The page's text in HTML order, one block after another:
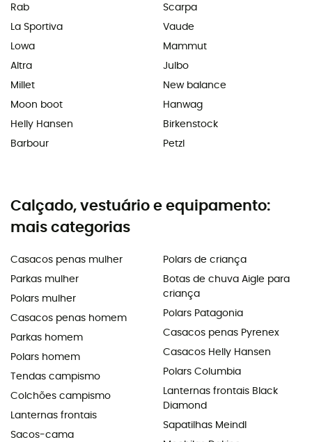
Rab
La Sportiva
Lowa
Altra
Millet
Moon boot
Helly Hansen
Barbour
Scarpa
Vaude
Mammut
Julbo
New balance
Hanwag
Birkenstock
Petzl
Calçado, vestuário e equipamento:
mais categorias
Casacos penas mulher
Parkas mulher
Polars mulher
Casacos penas homem
Parkas homem
Polars homem
Tendas campismo
Colchões campismo
Lanternas frontais
Sacos-cama
Polars de criança
Botas de chuva Aigle para
criança
Polars Patagonia
Casacos penas Pyrenex
Casacos Helly Hansen
Polars Columbia
Lanternas frontais Black
Diamond
Sapatilhas Meindl